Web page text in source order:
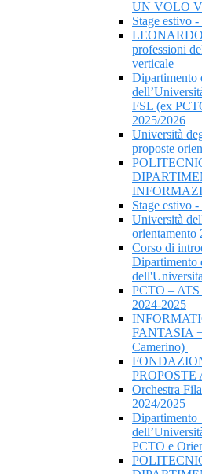
UN VOLO
Stage estivo
professioni
verticale
Dipartimento
FSL (ex
2025/2026
Università
proposte
Stage estivo
Università
orientamento
Corso di
Dipartimento
PCTO –
2024-2025
FANTASIA
Camerino)
PROPOSTE
Orchestra
2024/2025
Dipartimento
PCTO e